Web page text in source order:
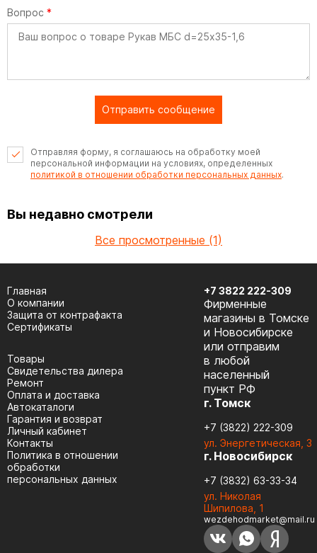
Вопрос *
Отправить сообщение
Отправляя форму, я соглашаюсь на обработку моей
персональной информации на условиях, определенных
политикой в отношении обработки персональных данных.
Вы недавно смотрели
Все просмотренные (1)
Главная
О компании
Защита от контрафакта
Сертификаты
Товары
Cвидетельства дилера
Ремонт
Оплата и доставка
Автокаталоги
Гарантия и возврат
Личный кабинет
Контакты
Политика в отношении
обработки
персональных данных
+7 3822 222-309
Фирменные
магазины в Томске
и Новосибирске
или отправим
в любой
населенный
пункт РФ
г. Томск
+7 (3822) 222-309
ул. Энергетическая, 3
г. Новосибирск
+7 (3832) 63-33-34
ул. Николая
Шипилова, 1
wezdehodmarket@mail.ru